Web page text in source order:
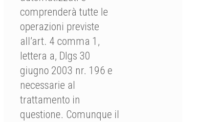
comprenderà tutte le
operazioni previste
all’art. 4 comma 1,
lettera a, Dlgs 30
giugno 2003 nr. 196 e
necessarie al
trattamento in
questione. Comunque il